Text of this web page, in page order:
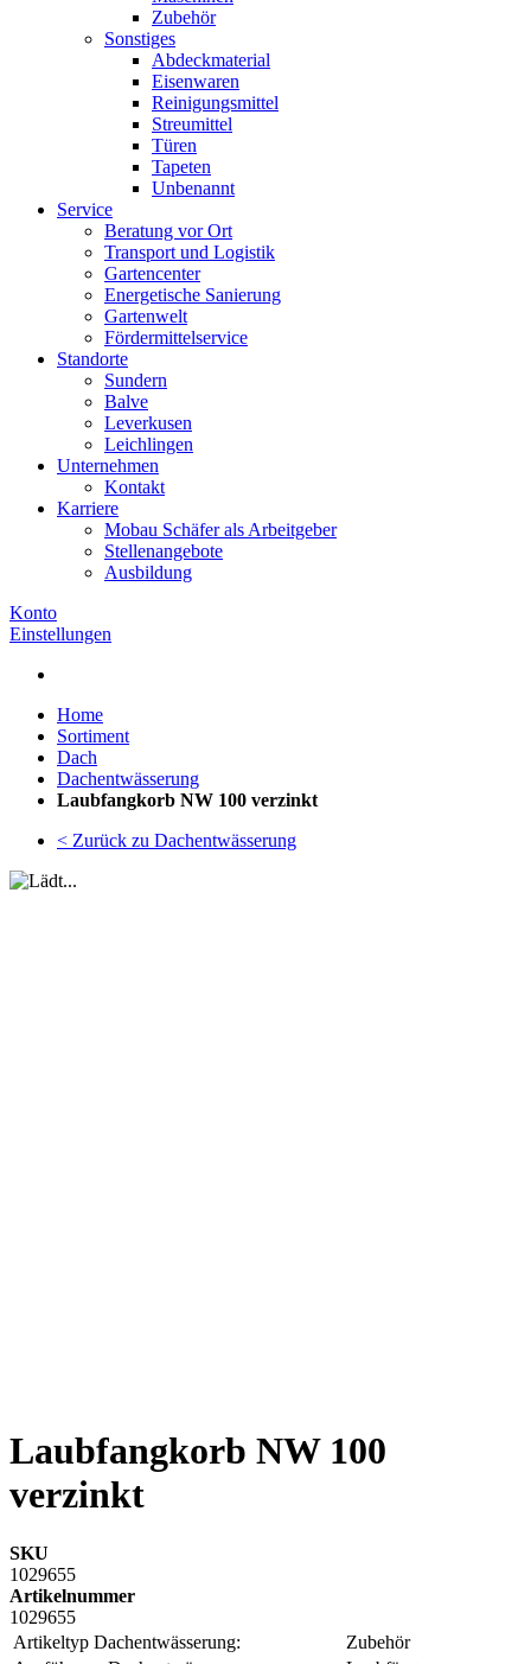
Zubehör
Sonstiges
Abdeckmaterial
Eisenwaren
Reinigungsmittel
Streumittel
Türen
Tapeten
Unbenannt
Service
Beratung vor Ort
Transport und Logistik
Gartencenter
Energetische Sanierung
Gartenwelt
Fördermittelservice
Standorte
Sundern
Balve
Leverkusen
Leichlingen
Unternehmen
Kontakt
Karriere
Mobau Schäfer als Arbeitgeber
Stellenangebote
Ausbildung
Konto
Einstellungen
Home
Sortiment
Dach
Dachentwässerung
Laubfangkorb NW 100 verzinkt
< Zurück zu Dachentwässerung
Laubfangkorb NW 100
verzinkt
SKU
1029655
Artikelnummer
1029655
Artikeltyp Dachentwässerung:
Zubehör